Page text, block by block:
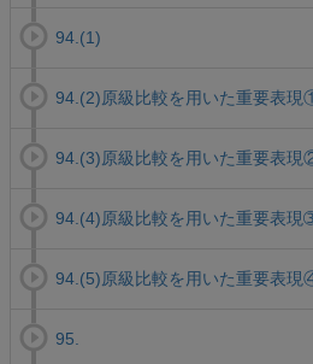
94.(1)
94.(2)原級比較を用いた重要表
94.(3)原級比較を用いた重要表
94.(4)原級比較を用いた重要表現
94.(5)原級比較を用いた重要表
95.